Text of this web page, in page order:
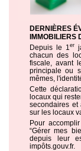
DERNIÈRES
IMMOBILIERS
Depuis le 1er
chacun des
fiscale, avant
principale ou
mêmes,
Cette
locaux qui
secondaires et
sur les locaux
Pour
“Gérer mes
depuis leur
impôts.gouv.fr.